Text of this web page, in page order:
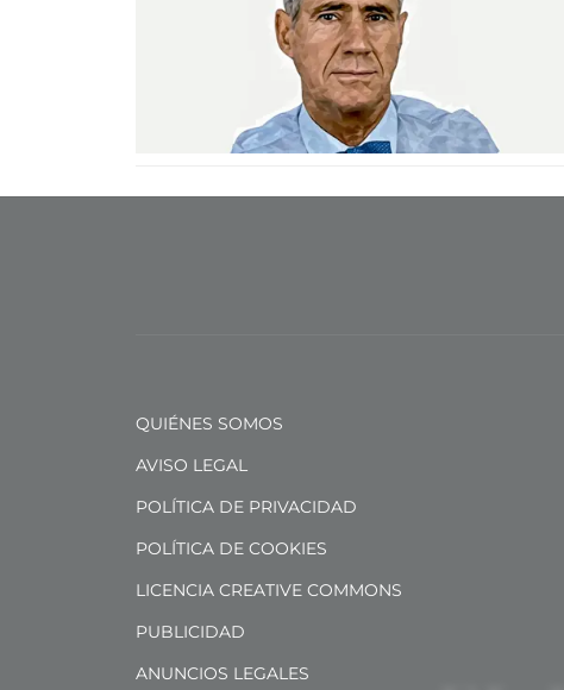
QUIÉNES SOMOS
AVISO LEGAL
POLÍTICA DE PRIVACIDAD
POLÍTICA DE COOKIES
LICENCIA CREATIVE COMMONS
PUBLICIDAD
ANUNCIOS LEGALES